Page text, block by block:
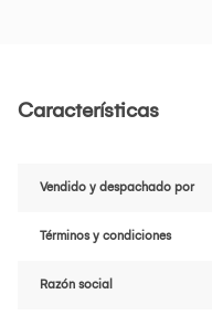
Características
Vendido y despachado por
Términos y condiciones
Razón social